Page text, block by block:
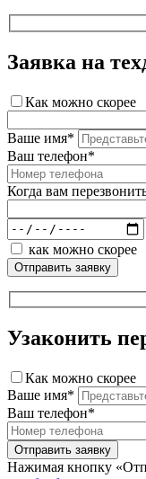
Заявка на
Как можно скорее
Ваше имя*
Ваш телефон*
Когда вам
как можно скорее
Узаконить
Как можно скорее
Ваше имя*
Ваш телефон*
Нажимая кнопку